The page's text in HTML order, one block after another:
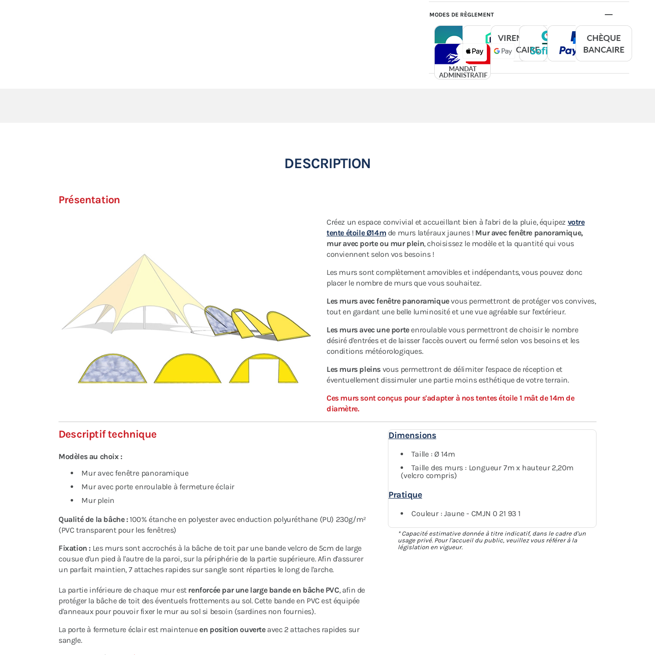
MODES DE RÈGLEMENT
DESCRIPTION
Présentation
Créez un espace convivial et accueillant bien à l'abri de la pluie, équipez votre
tente étoile Ø14m de murs latéraux jaunes ! Mur avec fenêtre panoramique,
mur avec porte ou mur plein, choisissez le modèle et la quantité qui vous
conviennent selon vos besoins !
Les murs sont complètement amovibles et indépendants, vous pouvez donc
placer le nombre de murs que vous souhaitez.
Les murs avec fenêtre panoramiquevous permettront de protéger vos convives,
tout en gardant une belle luminosité et une vue agréable sur l'extérieur.
Les murs avec une porteenroulable vous permettront de choisir le nombre
désiré d'entrées et de laisser l'accès ouvert ou fermé selon vos besoins et les
conditions météorologiques.
Les murs pleins vous permettront de délimiter l'espace de réception et
éventuellement dissimuler une partie moins esthétique de votre terrain.
Ces murs sont conçus pour s'adapter à nos tentes étoile 1 mât de 14m de
diamètre.
Descriptif technique
Modèles au choix :
Mur avec fenêtre panoramique
Mur avec porte enroulable à fermeture éclair
Mur plein
Qualité de la bâche :100% étanche en polyester avec enduction polyuréthane (PU) 230g/m²
(PVC transparent pour les fenêtres)
Fixation : Les murs sont accrochés à la bâche de toit par une bande velcro de 5cm de large
cousue d'un pied à l'autre de la paroi, sur la périphérie de la partie supérieure. Afin d'assurer
un parfait maintien, 7 attaches rapides sur sangle sont réparties le long de l'arche.
La partie inférieure de chaque mur estrenforcée par une large bande en bâche PVC, afin de
protéger la bâche de toit des éventuels frottements au sol. Cette bande en PVC est équipée
d'anneaux pour pouvoir fixer le mur au sol si besoin (sardines non fournies).
La porte à fermeture éclair est maintenueen position ouverteavec 2 attaches rapides sur
sangle.
Dimensions
Taille : Ø 14m
Taille des murs : Longueur 7m x hauteur 2,20m
(velcro compris)
Pratique
Couleur : Jaune - CMJN 0 21 93 1
* Capacité estimative donnée à titre indicatif, dans le cadre d'un
usage privé. Pour l'accueil du public, veuillez vous référer à la
législation en vigueur.